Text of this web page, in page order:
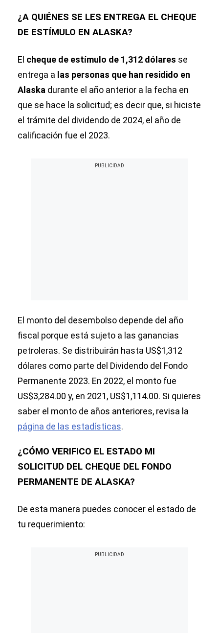
¿A QUIÉNES SE LES ENTREGA EL CHEQUE
DE ESTÍMULO EN ALASKA?
El cheque de estímulo de 1,312 dólares se
entrega a las personas que han residido en
Alaska durante el año anterior a la fecha en
que se hace la solicitud; es decir que, si hiciste
el trámite del dividendo de 2024, el año de
calificación fue el 2023.
El monto del desembolso depende del año
fiscal porque está sujeto a las ganancias
petroleras. Se distribuirán hasta US$1,312
dólares como parte del Dividendo del Fondo
Permanente 2023. En 2022, el monto fue
US$3,284.00 y, en 2021, US$1,114.00. Si quieres
saber el monto de años anteriores, revisa la
página de las estadísticas.
¿CÓMO VERIFICO EL ESTADO MI
SOLICITUD DEL CHEQUE DEL FONDO
PERMANENTE DE ALASKA?
De esta manera puedes conocer el estado de
tu requerimiento: